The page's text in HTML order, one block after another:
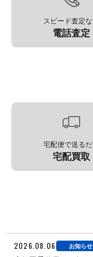
スピード査定な
電話査定
宅配便で送る
宅配買取
2026.08.06 お知らせ